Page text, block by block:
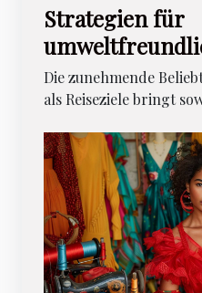
Strategien für
an beliebten
Die zunehmende
als Reiseziele bringt